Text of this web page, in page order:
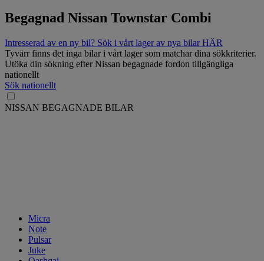
Begagnad Nissan Townstar Combi
Intresserad av en ny bil? Sök i vårt lager av nya bilar HÄR
Tyvärr finns det inga bilar i vårt lager som matchar dina sökkriterier.
Utöka din sökning efter Nissan begagnade fordon tillgängliga
nationellt
Sök nationellt
NISSAN BEGAGNADE BILAR
Micra
Note
Pulsar
Juke